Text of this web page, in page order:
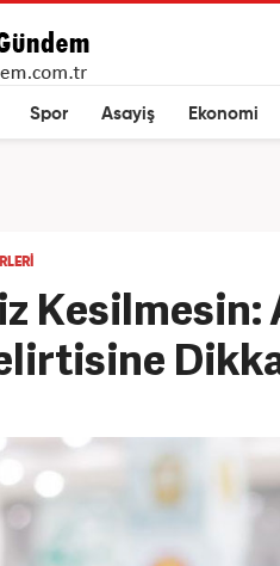
Spor Asayiş Ekonomi
Kesilmesin: